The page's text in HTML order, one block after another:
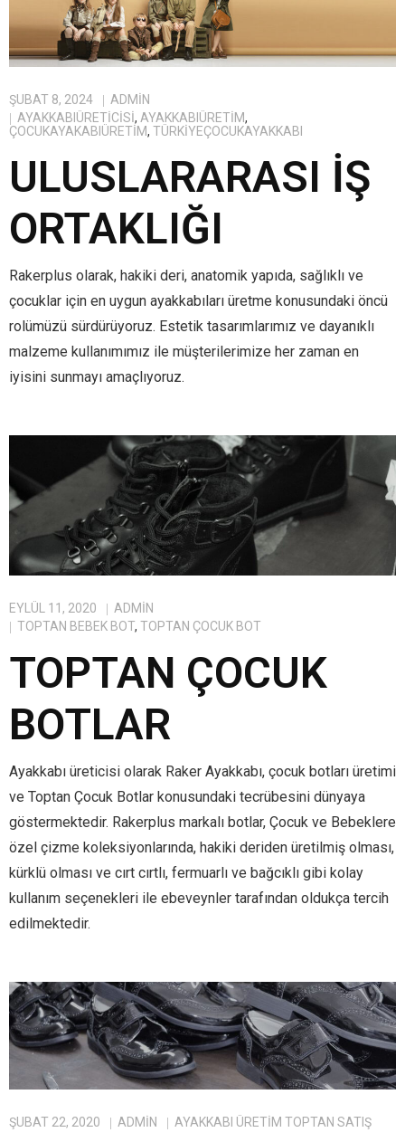
ŞUBAT 8, 2024
ADMIN
AYAKKABIÜRETICISI, AYAKKABIÜRETIM,
ÇOCUKAYAKABIÜRETIM, TÜRKIYEÇOCUKAYAKKABI
ULUSLARARASI İŞ
ORTAKLIĞI
Rakerplus olarak, hakiki deri, anatomik yapıda, sağlıklı ve
çocuklar için en uygun ayakkabıları üretme konusundaki öncü
rolümüzü sürdürüyoruz. Estetik tasarımlarımız ve dayanıklı
malzeme kullanımımız ile müşterilerimize her zaman en
iyisini sunmayı amaçlıyoruz.
EYLÜL 11, 2020
ADMIN
TOPTAN BEBEK BOT, TOPTAN ÇOCUK BOT
TOPTAN ÇOCUK
BOTLAR
Ayakkabı üreticisi olarak Raker Ayakkabı, çocuk botları üretimi
ve Toptan Çocuk Botlar konusundaki tecrübesini dünyaya
göstermektedir. Rakerplus markalı botlar, Çocuk ve Bebeklere
özel çizme koleksiyonlarında, hakiki deriden üretilmiş olması,
kürklü olması ve cırt cırtlı, fermuarlı ve bağcıklı gibi kolay
kullanım seçenekleri ile ebeveynler tarafından oldukça tercih
edilmektedir.
ŞUBAT 22, 2020 ADMIN AYAKKABI ÜRETIM TOPTAN SATIŞ